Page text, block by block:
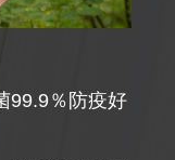
99.9％防疫好